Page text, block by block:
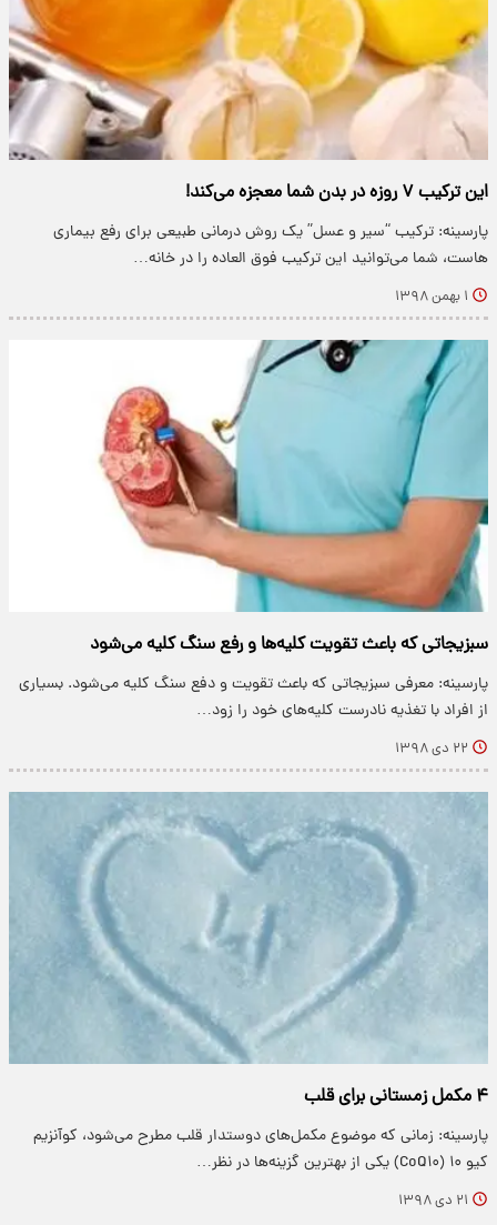
این ترکیب ۷ روزه در بدن شما معجزه می‌کند!
پارسینه: ترکیب “سیر و عسل” یک روش درمانی طبیعی برای رفع بیماری
هاست، شما می‌توانید این ترکیب فوق العاده را در خانه…
۱ بهمن ۱۳۹۸
سبزیجاتی که باعث تقویت کلیه‌ها و رفع سنگ کلیه می‌شود
پارسینه: معرفی سبزیجاتی که باعث تقویت و دفع سنگ کلیه می‌شود. بسیاری
از افراد با تغذیه نادرست کلیه‌های خود را زود…
۲۲ دی ۱۳۹۸
۴ مکمل زمستانی برای قلب
پارسینه: زمانی که موضوع مکمل‌های دوستدار قلب مطرح می‌شود، کوآنزیم
کیو ۱۰ (CoQ۱۰) یکی از بهترین گزینه‌ها در نظر…
۲۱ دی ۱۳۹۸